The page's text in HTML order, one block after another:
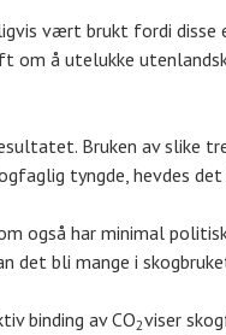
vært brukt fordi
å utelukke
Bruken av slike
tyngde, hevdes
også har minimal
det bli mange i
binding av CO2viser